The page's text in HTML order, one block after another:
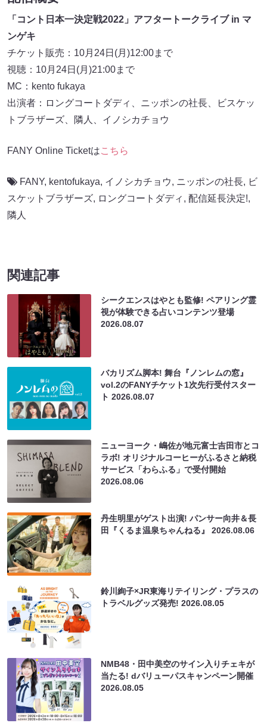
「コント日本一決定戦2022」アフタートークライブ in マ
ンゲキ
チケット販売：10月24日(月)12:00まで
視聴：10月24日(月)21:00まで
MC：kento fukaya
出演者：ロングコートダディ、ニッポンの社長、ビスケッ
トブラザーズ、隣人、イノシカチョウ
FANY Online Ticketはこちら
FANY, kentofukaya, イノシカチョウ, ニッポンの社長, ビ
スケットブラザーズ, ロングコートダディ , 配信延長決定!,
隣人
関連記事
シークエンスはやとも監修! ペアリング霊
視が体験できる占いコンテンツ登場
2026.08.07
バカリズム脚本! 舞台『ノンレムの窓』
vol.2のFANYチケット1次先行受付スター
ト2026.08.07
ニューヨーク・嶋佐が地元富士吉田市とコ
ラボ! オリジナルコーヒーがふるさと納税
サービス「わらふる」で受付開始
2026.08.06
丹生明里がゲスト出演! パンサー向井＆長
田『くるま温泉ちゃんねる』2026.08.06
鈴川絢子×JR東海リテイリング・プラスの
トラベルグッズ発売!2026.08.05
NMB48・田中美空のサイン入りチェキが
当たる! dバリューパスキャンペーン開催
2026.08.05